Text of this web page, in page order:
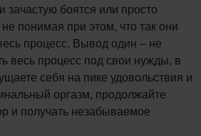
зачастую боятся или просто
не понимая при этом, что так они
процесс. Вывод один – не
весь процесс под свои нужды, в
себя на пике удовольствия и
оргазм, продолжайте
и получать незабываемое